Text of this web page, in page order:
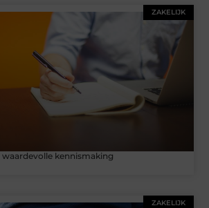
ZAKELIJK
waardevolle kennismaking
ZAKELIJK